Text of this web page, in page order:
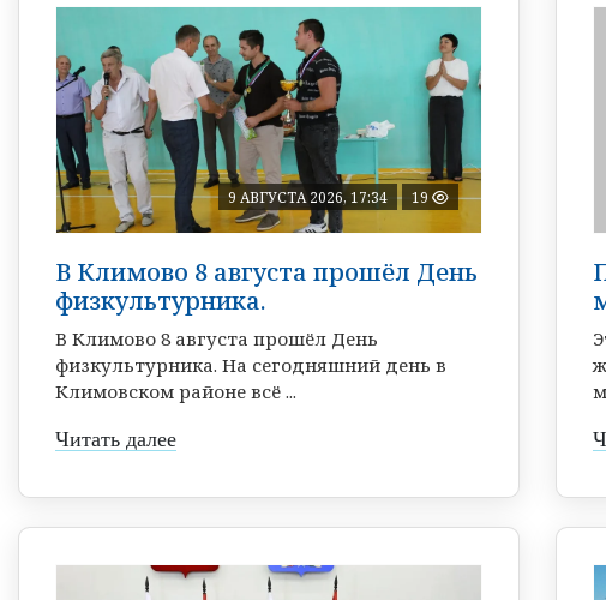
9 АВГУСТА 2026, 17:34 19
В Климово 8 августа прошёл День
физкультурника.
В Климово 8 августа прошёл День
физкультурника. На сегодняшний день в
Климовском районе всё ...
Читать далее